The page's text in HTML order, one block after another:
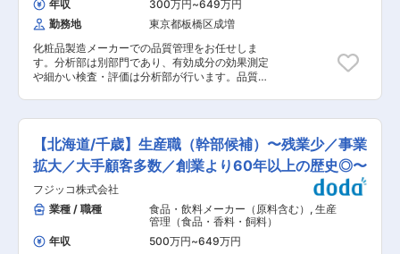
建ての津島本社工場には約１００名が在籍してお
り、フロアごとに部署が分かれております。フロ
アごとで取り扱い製品が分かれており、どちらの
フロアも20名以上が在籍しております。 ■同社
の特徴 ・働きやすさ◎ 土日祝休み、転勤なし、残
業30時間の職場環境です。ワークライフバランス
2003年に東証プライム上場を果たした紙袋大手
「ザ・パック株式会社」の100％出資子会社で
ローバルネットワークを保有しており堅実な経営
を続けています。市場としてもポリ袋の代替とし
て紙袋が注目されており市場も上向きです。 変更
の範囲：会社の定める業務
品質管理・品質保証、開発課が所属しておりま
す。製造スタッフは全体の半分ほどの約20名で男
女比2：1の割合となります。 車通勤可能な環境で
あり、家から工場までのキロベースでガソリン代
が支給されます。 ■働き方： ・残業10h以内のた
めプライベートと両立して働けます！ ・早朝出勤
有。8時間勤務を固定とし、早出した際は早く帰
す！ ■当社について： 当社は天然果汁・濃縮果
汁 果実加工品の製造販売を行っている会社です。
2019年8月FSSC22000を取得しました。安心安
全をモットーに大手食品メーカー(ビール、飲料乳
業、製菓等)とお取引きをさせて頂いております。
■会社・求人の魅力： ◎1,000種類以上の商品を
取り扱っていることはもちろん、顧客のイメージ
を再現する高い技術力があるため、あらゆるニー
年収 300万円 ~649万円
勤務地
東京都板橋区成増
化粧品製造メーカーでの品質管理をお任せしま
す。分析部は別部門であり、有効成分の効果測定
や細かい検査・評価は分析部が行います。品質管
問い合わせなども品質管理部門が行います。 ・製
薬液剤品質管理 ・原料、梱包資材の受け入れ検査
・中身、製品の前処理、官能検査、物性検査、バ
ルクチェック ・ラベルの印字確認 ・外部機関に
委託していた重金属、砒素の定量試験など ★取り
扱う品目の数が多く、他部門や顧客とのやり取り
もあるため、臨機応変に対応できるコミュニケー
ション能力がある方におススメです。 ■組織構
成： 20代〜50代のおおよそ15名 ■業務の特徴・
キャリアパス： 入社後のキャリアのイメージとし
【北海道/千歳】生産職（幹部候補）〜残業少／事業
拡大／大手顧客多数／創業より60年以上の歴史◎〜
フジッコ株式会社
業種 / 職種
食品・飲料メーカー（原料含む） , 生産
管理（食品・香料・飼料）
年収
500万円~649万円